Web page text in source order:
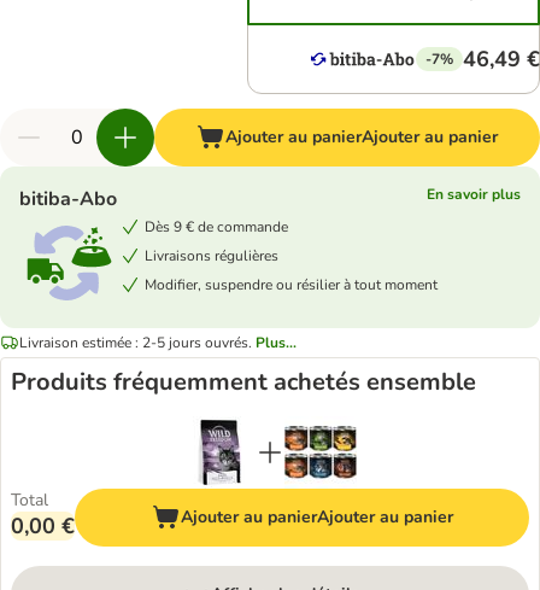
-7% 46,49 €
Ajouter au panierAjouter au panier
bitiba-Abo
En savoir plus
Dès 9 € de commande
Livraisons régulières
Modifier, suspendre ou résilier à tout moment
Livraison estimée : 2-5 jours ouvrés. Plus...
Produits fréquemment achetés ensemble
Total
0,00 € Ajouter au panierAjouter au panier